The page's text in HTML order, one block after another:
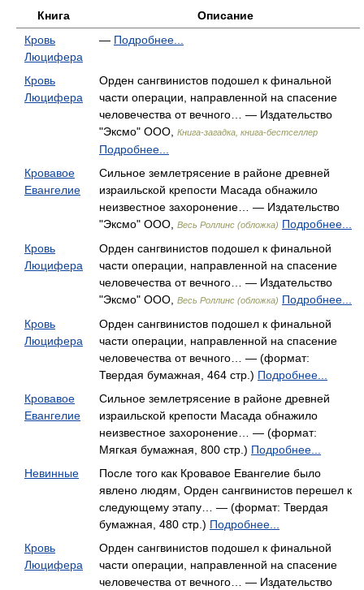
Книга
Описание
Кровь
Люцифера
— Подробнее...
Кровь
Люцифера
Орден сангвинистов подошел к финальной
части операции, направленной на спасение
человечества от вечного… — Издательство
"Эксмо" ООО,
Книга-загадка, книга-бестселлер
Подробнее...
Кровавое
Евангелие
Сильное землетрясение в районе древней
израильской крепости Масада обнажило
неизвестное захоронение… — Издательство
"Эксмо" ООО,
Весь Роллинс (обложка) Подробнее...
Кровь
Люцифера
Орден сангвинистов подошел к финальной
части операции, направленной на спасение
человечества от вечного… — Издательство
"Эксмо" ООО,
Весь Роллинс (обложка) Подробнее...
Кровь
Люцифера
Орден сангвинистов подошел к финальной
части операции, направленной на спасение
человечества от вечного… — (формат:
Твердая бумажная, 464 стр.) Подробнее...
Кровавое
Евангелие
Сильное землетрясение в районе древней
израильской крепости Масада обнажило
неизвестное захоронение… — (формат:
Мягкая бумажная, 800 стр.) Подробнее...
Невинные
После того как Кровавое Евангелие было
явлено людям, Орден сангвинистов перешел к
следующему этапу… — (формат: Твердая
бумажная, 480 стр.) Подробнее...
Кровь
Люцифера
Орден сангвинистов подошел к финальной
части операции, направленной на спасение
человечества от вечного… — Издательство